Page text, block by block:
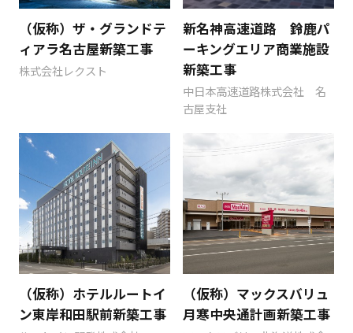
（仮称）ザ・グランドテ
ィアラ名古屋新築工事
株式会社レクスト
新名神高速道路 鈴鹿パ
ーキングエリア商業施設
新築工事
中日本高速道路株式会社 名
古屋支社
（仮称）ホテルルートイ
ン東岸和田駅前新築工事
（仮称）マックスバリュ
月寒中央通計画新築工事